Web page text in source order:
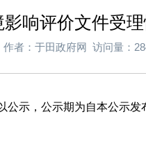
响评价文件受
者：于田政府网 访问量：
示，公示期为自本公示发